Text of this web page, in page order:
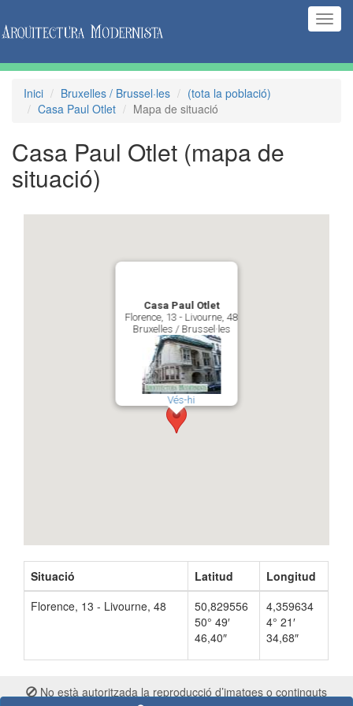
Inici Bruxelles / Brussel·les
(tota la població)
Casa Paul Otlet
Mapa de situació
Casa Paul Otlet (mapa de
situació)
Casa Paul Otlet
Florence, 13 - Livourne, 48
Bruxelles / Brussel·les
Vés-hi
Situació Latitud
Longitud
Florence, 13 - Livourne, 48
50,829556
50° 49′
46,40″
4,359634
4° 21′
34,68″
No està autoritzada la reproducció d’imatges o continguts